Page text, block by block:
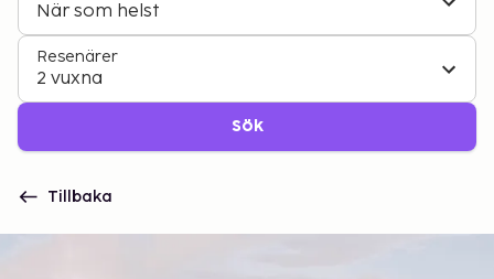
När som helst
Resenärer
2 vuxna
Sök
Tillbaka